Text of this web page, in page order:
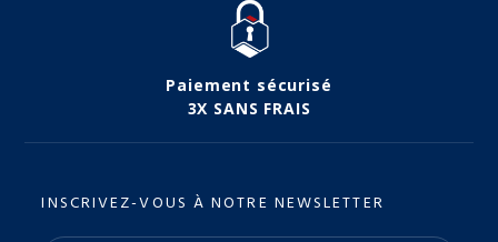
Paiement sécurisé
3X SANS FRAIS
INSCRIVEZ-VOUS À NOTRE NEWSLETTER